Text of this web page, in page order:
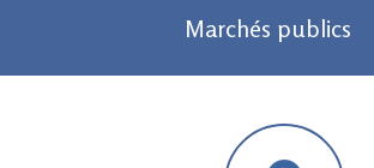
Marchés publics